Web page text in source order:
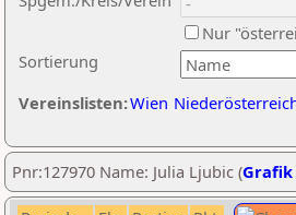
Sortierung
Nur
Vereinslisten:Wien
Pnr:127970 Name: Julia Ljubic (Grafik